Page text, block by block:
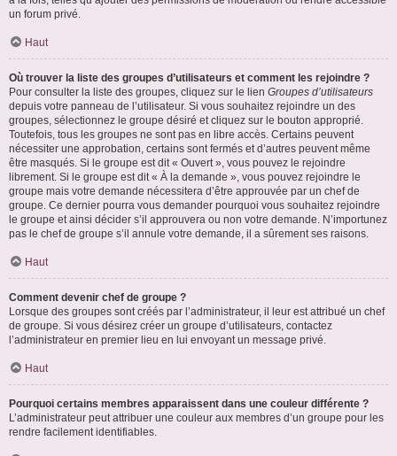
un forum privé.
Haut
Où trouver la liste des groupes d’utilisateurs et comment les rejoindre ?
Pour consulter la liste des groupes, cliquez sur le lien Groupes d’utilisateurs
depuis votre panneau de l’utilisateur. Si vous souhaitez rejoindre un des
groupes, sélectionnez le groupe désiré et cliquez sur le bouton approprié.
Toutefois, tous les groupes ne sont pas en libre accès. Certains peuvent
nécessiter une approbation, certains sont fermés et d’autres peuvent même
être masqués. Si le groupe est dit « Ouvert », vous pouvez le rejoindre
librement. Si le groupe est dit « À la demande », vous pouvez rejoindre le
groupe mais votre demande nécessitera d’être approuvée par un chef de
groupe. Ce dernier pourra vous demander pourquoi vous souhaitez rejoindre
le groupe et ainsi décider s’il approuvera ou non votre demande. N’importunez
pas le chef de groupe s’il annule votre demande, il a sûrement ses raisons.
Haut
Comment devenir chef de groupe ?
Lorsque des groupes sont créés par l’administrateur, il leur est attribué un chef
de groupe. Si vous désirez créer un groupe d’utilisateurs, contactez
l’administrateur en premier lieu en lui envoyant un message privé.
Haut
Pourquoi certains membres apparaissent dans une couleur différente ?
L’administrateur peut attribuer une couleur aux membres d’un groupe pour les
rendre facilement identifiables.